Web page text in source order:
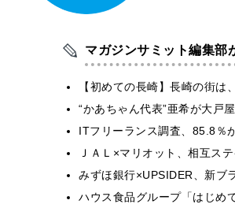
マガジンサミット編集部
【初めての長崎】長崎の街
“かあちゃん代表”亜希が大
ITフリーランス調査、85.8
ＪＡＬ×マリオット、相互
みずほ銀行×UPSIDER、新
ハウス食品グループ「はじ